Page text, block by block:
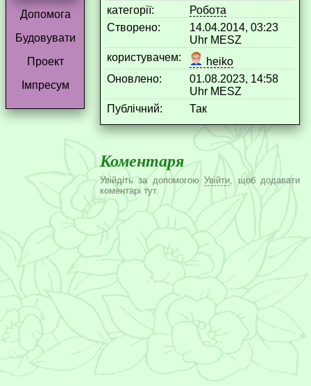
Допомога
Будовувати
Проект
Імпресум
категорії:
Робота
Створено:
14.04.2014, 03:23
Uhr MESZ
користувачем:
heiko
Оновлено:
01.08.2023, 14:58
Uhr MESZ
Публічний:
Так
Коментаря
Увійдіть за допомогоюУвійти , щоб додавати
коментарі тут.